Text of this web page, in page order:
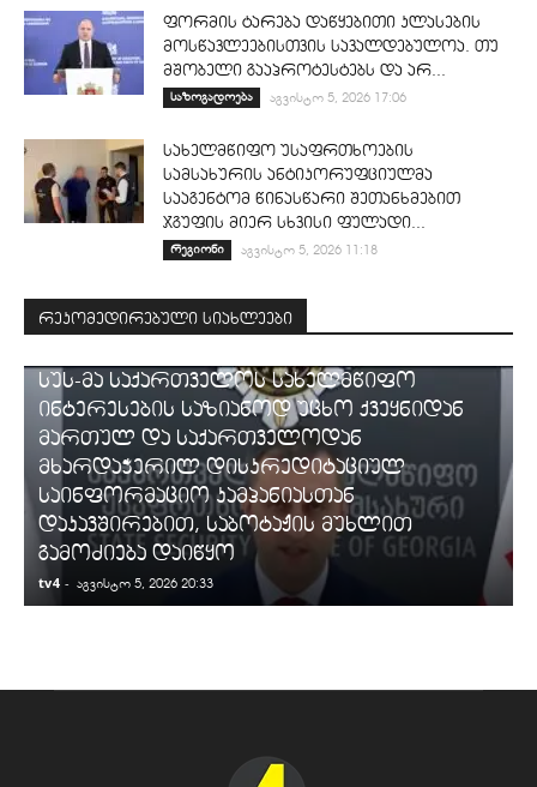
ფორმის ტარება დაწყებითი კლასების
მოსწავლეებისთვის სავალდებულოა. თუ
მშობელი გააპროტესტებს და არ...
საზოგადოება აგვისტო 5, 2026 17:06
სახელმწიფო უსაფრთხოების
სამსახურის ანტიკორუფციულმა
სააგენტომ წინასწარი შეთანხმებით
ჯგუფის მიერ სხვისი ფულადი...
რეგიონი აგვისტო 5, 2026 11:18
რეკომედირებული სიახლეები
სუს-მა საქართველოს სახელმწიფო
ინტერესების საზიანოდ უცხო ქვეყნიდან
მართულ და საქართველოდან
მხარდაჭერილ დისკრედიტაციულ
საინფორმაციო კამპანიასთან
დაკავშირებით, საბოტაჟის მუხლით
გამოძიება დაიწყო
tv4 - აგვისტო 5, 2026 20:33